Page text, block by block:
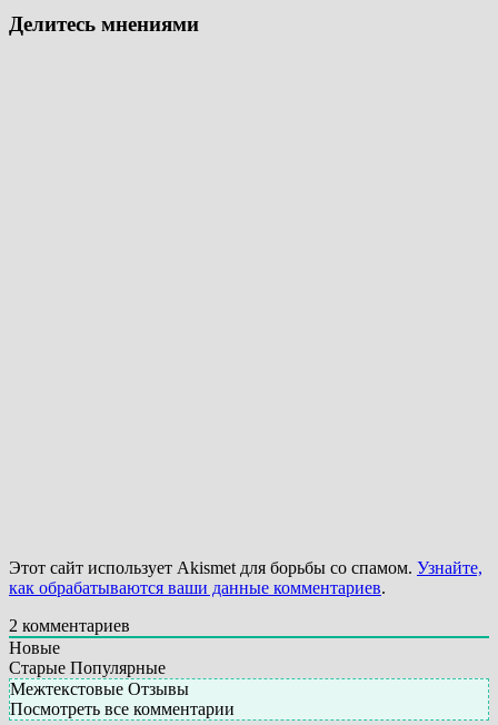
Делитесь мнениями
Этот сайт использует Akismet для борьбы со спамом. Узнайте,
как обрабатываются ваши данные комментариев.
2 комментариев
Новые
Старые Популярные
Межтекстовые Отзывы
Посмотреть все комментарии